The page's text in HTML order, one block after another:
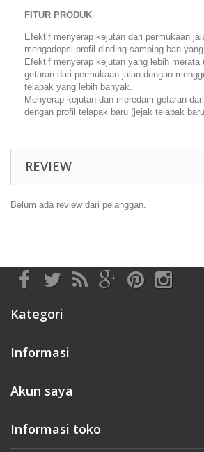
FITUR PRODUK
Efektif menyerap kejutan dari permukaan
mengadopsi profil dinding samping ban
Efektif menyerap kejutan yang lebih merata
getaran dari permukaan jalan dengan
telapak yang lebih banyak.
Menyerap kejutan dan meredam getaran
dengan profil telapak baru (jejak telapak
REVIEW
Belum ada review dari pelanggan.
Kategori
Informasi
Akun saya
Informasi toko